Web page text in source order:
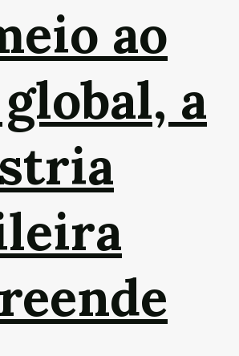
ao
a